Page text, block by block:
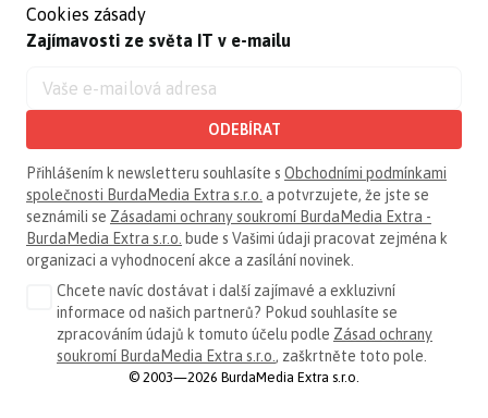
Cookies zásady
Zajímavosti ze světa IT v e-mailu
ODEBÍRAT
Přihlášením k newsletteru souhlasíte s Obchodními podmínkami
společnosti BurdaMedia Extra s.r.o. a potvrzujete, že jste se
seznámili se Zásadami ochrany soukromí BurdaMedia Extra -
BurdaMedia Extra s.r.o. bude s Vašimi údaji pracovat zejména k
organizaci a vyhodnocení akce a zasílání novinek.
Chcete navíc dostávat i další zajímavé a exkluzivní
informace od našich partnerů? Pokud souhlasíte se
zpracováním údajů k tomuto účelu podle Zásad ochrany
soukromí BurdaMedia Extra s.r.o. , zaškrtněte toto pole.
© 2003—2026 BurdaMedia Extra s.r.o.